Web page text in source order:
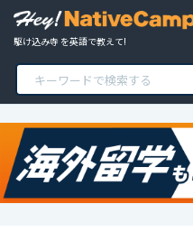
駆け込み寺 を英語で教えて!